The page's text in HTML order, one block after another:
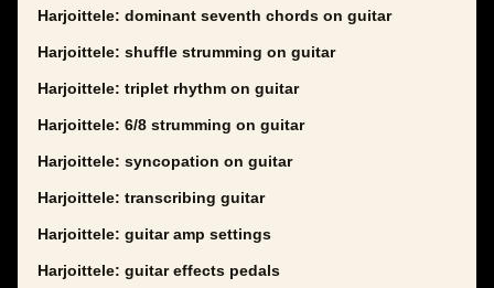
Harjoittele: dominant seventh chords on guitar
Harjoittele: shuffle strumming on guitar
Harjoittele: triplet rhythm on guitar
Harjoittele: 6/8 strumming on guitar
Harjoittele: syncopation on guitar
Harjoittele: transcribing guitar
Harjoittele: guitar amp settings
Harjoittele: guitar effects pedals